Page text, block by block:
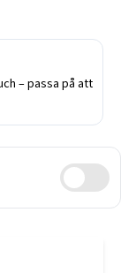
– passa på att